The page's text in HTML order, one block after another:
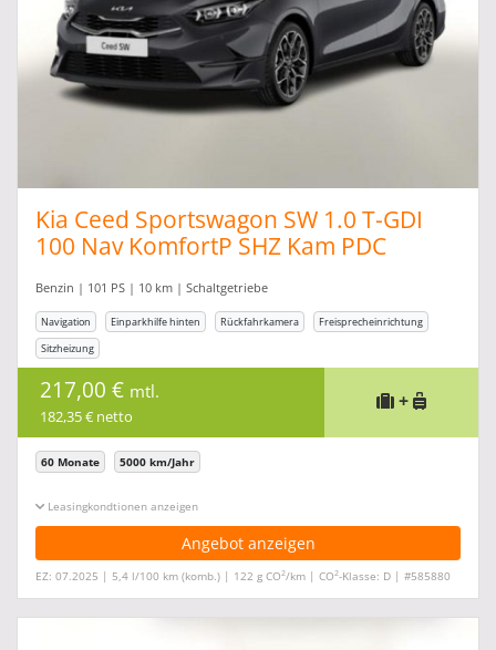
Kia Ceed Sportswagon SW 1.0 T-GDI
100 Nav KomfortP SHZ Kam PDC
Benzin | 101 PS | 10 km | Schaltgetriebe
Navigation Einparkhilfe hinten Rückfahrkamera
Freisprecheinrichtung
Sitzheizung
217,00 € mtl.
182,35 € netto
+
60 Monate 5000 km/Jahr
Leasingkonditionen ein-/ausblenden
Angebot anzeigen
EZ: 07.2025 | 5,4 l/100 km (komb.) | 122 g CO2/km | CO2-Klasse: D | #585880